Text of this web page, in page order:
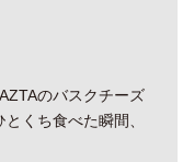
のバスクチーズ
くち食べた瞬間、